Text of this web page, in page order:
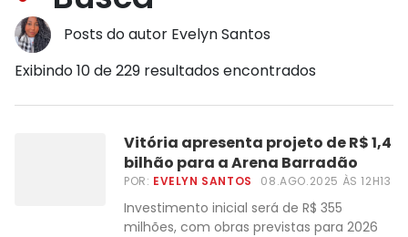
Posts do autor Evelyn Santos
Exibindo 10 de 229 resultados encontrados
Vitória apresenta projeto de R$ 1,4
bilhão para a Arena Barradão
POR: EVELYN SANTOS 08.AGO.2025 ÀS 12H13
Investimento inicial será de R$ 355
milhões, com obras previstas para 2026